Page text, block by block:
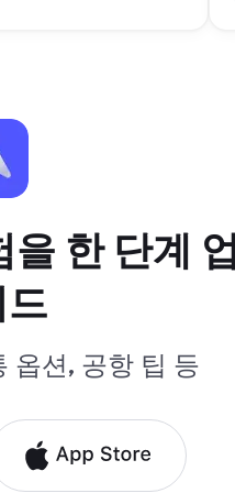
한 단계
옵션, 공항 팁 등